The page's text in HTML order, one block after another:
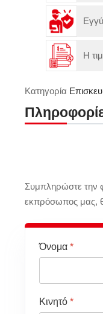
Η
Κατηγορία
Συμπληρώστε την
εκπρόσωπος μας,
Όνομα *
Κινητό *